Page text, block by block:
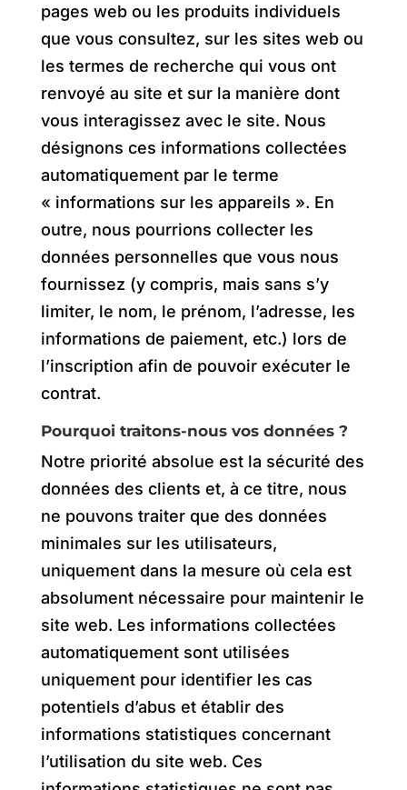
pages web ou les produits individuels
que vous consultez, sur les sites web ou
les termes de recherche qui vous ont
renvoyé au site et sur la manière dont
vous interagissez avec le site. Nous
désignons ces informations collectées
automatiquement par le terme
« informations sur les appareils ». En
outre, nous pourrions collecter les
données personnelles que vous nous
fournissez (y compris, mais sans s’y
limiter, le nom, le prénom, l’adresse, les
informations de paiement, etc.) lors de
l’inscription afin de pouvoir exécuter le
contrat.
Pourquoi traitons-nous vos données ?
Notre priorité absolue est la sécurité des
données des clients et, à ce titre, nous
ne pouvons traiter que des données
minimales sur les utilisateurs,
uniquement dans la mesure où cela est
absolument nécessaire pour maintenir le
site web. Les informations collectées
automatiquement sont utilisées
uniquement pour identifier les cas
potentiels d’abus et établir des
informations statistiques concernant
l’utilisation du site web. Ces